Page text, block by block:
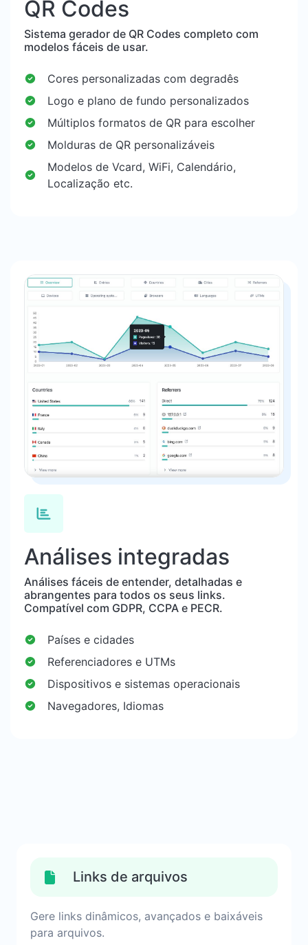
QR Codes
Sistema gerador de QR Codes completo com
modelos fáceis de usar.
Cores personalizadas com degradês
Logo e plano de fundo personalizados
Múltiplos formatos de QR para escolher
Molduras de QR personalizáveis
Modelos de Vcard, WiFi, Calendário,
Localização etc.
Análises integradas
Análises fáceis de entender, detalhadas e
abrangentes para todos os seus links.
Compatível com GDPR, CCPA e PECR.
Países e cidades
Referenciadores e UTMs
Dispositivos e sistemas operacionais
Navegadores, Idiomas
Links de arquivos
Gere links dinâmicos, avançados e baixáveis
para arquivos.